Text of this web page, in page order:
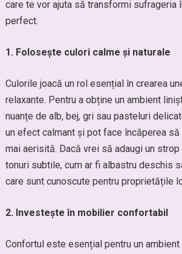
care te vor ajuta să transformi sufrageria
perfect.
1. Folosește culori calme și naturale
Culorile joacă un rol esențial în crearea
relaxante. Pentru a obține un ambient
nuanțe de alb, bej, gri sau pasteluri
un efect calmant și pot face încăperea
mai aerisită. Dacă vrei să adaugi un
tonuri subtile, cum ar fi albastru deschis
care sunt cunoscute pentru proprietățile
2. Investește în mobilier confortabil
Confortul este esențial pentru un